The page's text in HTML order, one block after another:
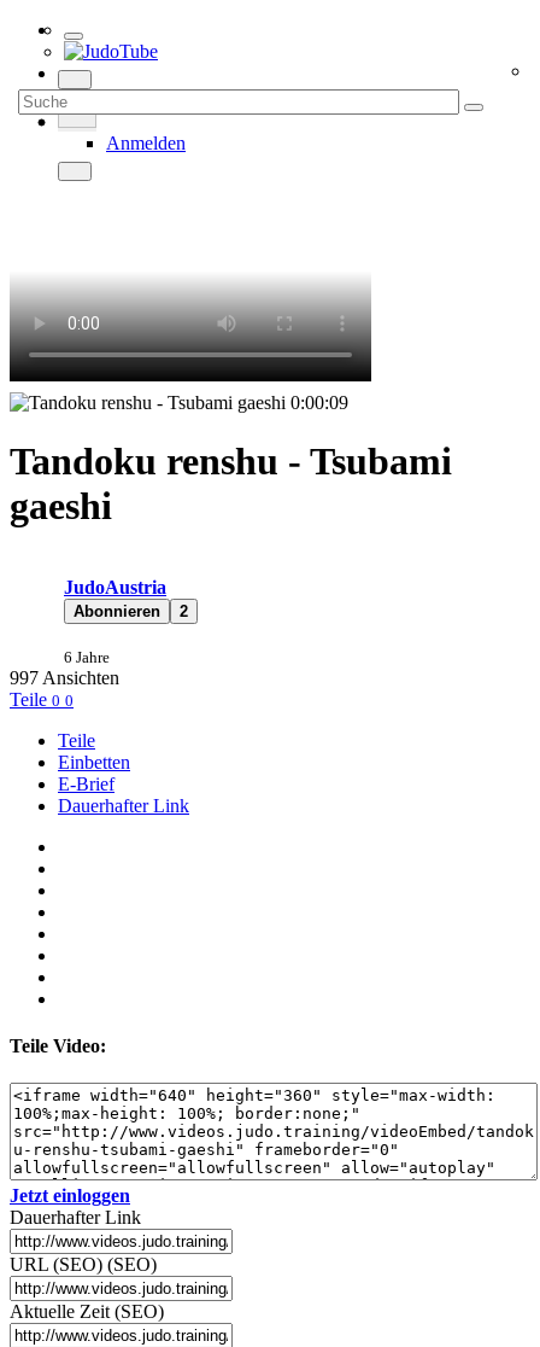
Anmelden
0:00:09
Tandoku renshu - Tsubami
gaeshi
JudoAustria
Abonnieren 2
6 Jahre
997 Ansichten
Teile 0 0
Teile
Einbetten
E-Brief
Dauerhafter Link
Teile Video:
Jetzt einloggen
Dauerhafter Link
URL (SEO) (SEO)
Aktuelle Zeit (SEO)